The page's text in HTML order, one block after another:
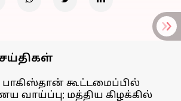
பாகிஸ்தான் கூட்டமைப்பில்
வாய்ப்பு; மத்திய கிழக்கில்